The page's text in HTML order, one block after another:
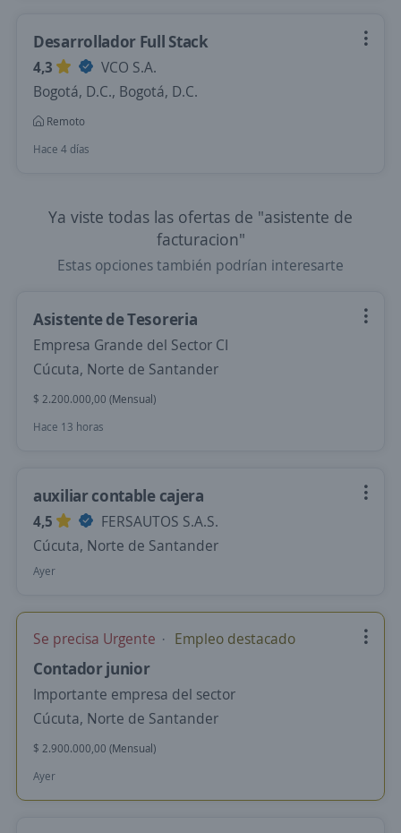
Desarrollador Full Stack
4,3
VCO S.A.
Bogotá, D.C., Bogotá, D.C.
Remoto
Hace 4 días
Ya viste todas las ofertas de "asistente de
facturacion"
Estas opciones también podrían interesarte
Asistente de Tesoreria
Empresa Grande del Sector CI
Cúcuta, Norte de Santander
$ 2.200.000,00 (Mensual)
Hace 13 horas
auxiliar contable cajera
4,5
FERSAUTOS S.A.S.
Cúcuta, Norte de Santander
Ayer
Se precisa Urgente Empleo destacado
Contador junior
Importante empresa del sector
Cúcuta, Norte de Santander
$ 2.900.000,00 (Mensual)
Ayer